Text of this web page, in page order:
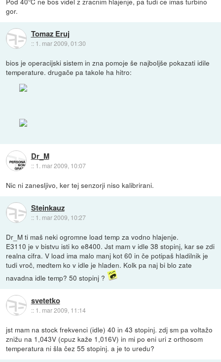
gor.
Tomaz Eruj
:: 1. mar 2009, 01:30
bios je operacijski sistem in zna pomoje še najboljše pokazati idile
temperature. drugače pa takole ha hitro:
Dr_M
:: 1. mar 2009, 10:07
Nic ni zanesljivo, ker tej senzorji niso kalibrirani.
Steinkauz
:: 1. mar 2009, 10:27
Dr_M ti maš neki ogromne load temp za vodno hlajenje.
E3110 je v bistvu isti ko e8400. Jst mam v idle 38 stopinj, kar se zdi
realna cifra. V load ima malo manj kot 60 in če potipaš hladilnik je
tudi vroč, medtem ko v idle je hladen. Kolk pa naj bi blo zate
navadna idle temp? 50 stopinj ?
svetetko
:: 1. mar 2009, 11:14
jst mam na stock frekvenci (idle) 40 in 43 stopinj. zdj sm pa voltažo
znižu na 1,043V (cpuz kaže 1,016V) in mi po eni uri z orthosom
temperatura ni šla čez 55 stopinj. a je to uredu?